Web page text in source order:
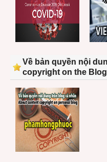
Về bản quyền nội
copyright on the Blog